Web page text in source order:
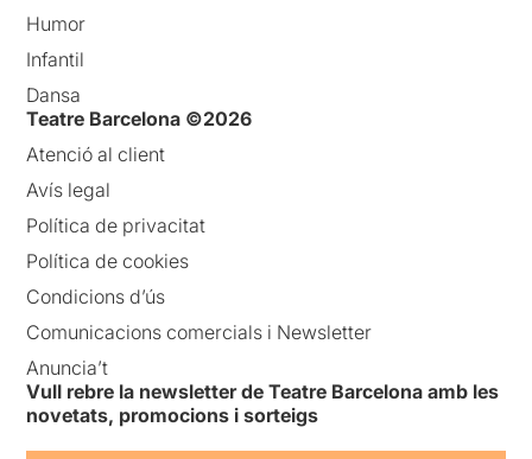
Humor
Infantil
Dansa
Teatre Barcelona ©2026
Atenció al client
Avís legal
Política de privacitat
Política de cookies
Condicions d’ús
Comunicacions comercials i Newsletter
Anuncia’t
Vull rebre la newsletter de Teatre Barcelona amb les
novetats, promocions i sorteigs